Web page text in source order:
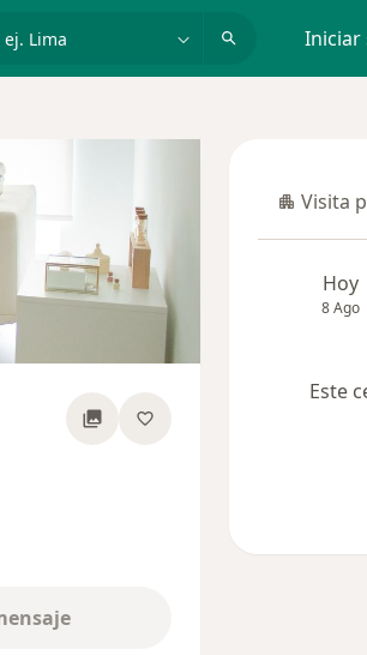
Iniciar
Visita
Visita
Hoy
8 Ago
Este